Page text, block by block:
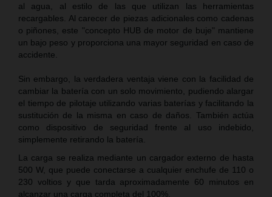
al agua, al estilo de las que utilizan las herramientas
recargables. Al carecer de piezas adicionales como cadenas
o piñones, este "concepto HUB de motor de buje" mantiene
un bajo peso y proporciona una mayor seguridad en caso de
accidente.
Sin embargo, la verdadera ventaja viene con la facilidad de
cambiar la batería con un solo movimiento, pudiendo alargar
el tiempo de pilotaje utilizando varias baterías y facilitando la
sustitución de la misma en caso de daños. También actúa
como dispositivo de seguridad frente al uso indebido,
simplemente retirando la batería.
La carga se realiza mediante un cargador externo de hasta
500 W, que puede conectarse a cualquier enchufe de 110 o
230 voltios y que tarda aproximadamente 60 minutos en
alcanzar una carga completa del 100%.